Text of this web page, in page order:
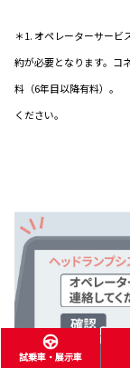
＊1. オペレーターサービ
約が必要となります。コ
料（6年目以降有料）。
ください。
試乗車・展示車